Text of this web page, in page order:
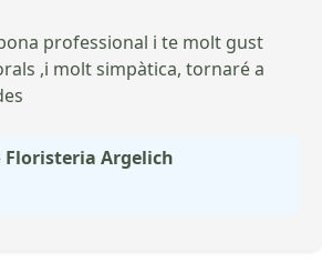
professional i te molt gust
,i molt simpàtica, tornaré a
Floristeria Argelich